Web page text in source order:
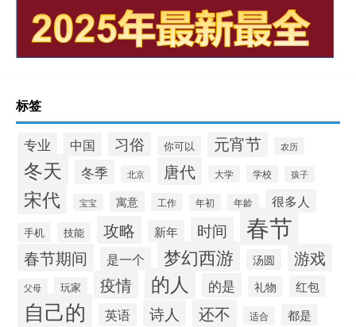
标签
专业 中国 习俗 你可以 元宵节 农历
冬天 冬季 北京 唐代 大学 学校 孩子
宋代 宝宝 寓意 工作 年初 年龄 很多人
手机 技能 攻略 新年 时间 春节
春节期间 是一个 梦幻西游 汤圆 游戏
父母 玩家 疫情 的人 的是 礼物 红包
自己的 英语 诗人 还不 适合 都是